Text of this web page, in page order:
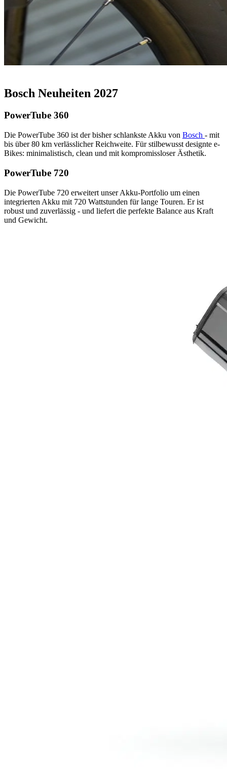
Bosch Neuheiten 2027
PowerTube 360
Die PowerTube 360 ist der bisher schlankste Akku von Bosch - mit
bis über 80 km verlässlicher Reichweite. Für stilbewusst designte e-
Bikes: minimalistisch, clean und mit kompromissloser Ästhetik.
PowerTube 720
Die PowerTube 720 erweitert unser Akku-Portfolio um einen
integrierten Akku mit 720 Wattstunden für lange Touren. Er ist
robust und zuverlässig - und liefert die perfekte Balance aus Kraft
und Gewicht.